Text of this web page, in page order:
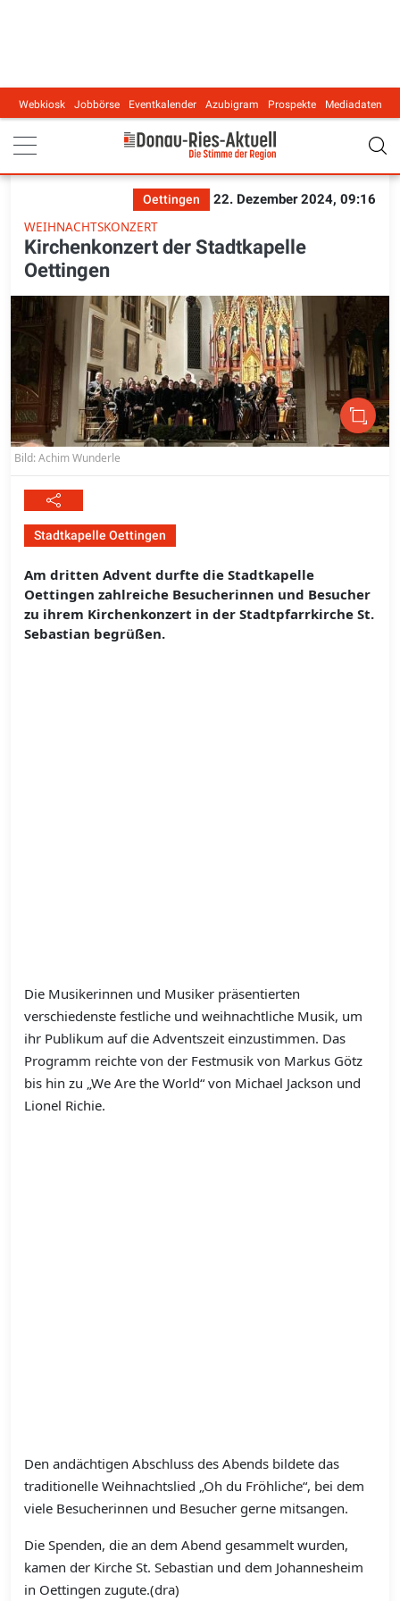
Main navigation
Webkiosk Jobbörse Eventkalender Azubigram Prospekte Mediadaten
Oettingen
22. Dezember 2024, 09:16
WEIHNACHTSKONZERT
Kirchenkonzert der Stadtkapelle
Oettingen
Bild: Achim Wunderle
Stadtkapelle Oettingen
Am dritten Advent durfte die Stadtkapelle
Oettingen zahlreiche Besucherinnen und Besucher
zu ihrem Kirchenkonzert in der Stadtpfarrkirche St.
Sebastian begrüßen.
Die Musikerinnen und Musiker präsentierten
verschiedenste festliche und weihnachtliche Musik, um
ihr Publikum auf die Adventszeit einzustimmen. Das
Programm reichte von der Festmusik von Markus Götz
bis hin zu „We Are the World“ von Michael Jackson und
Lionel Richie.
Den andächtigen Abschluss des Abends bildete das
traditionelle Weihnachtslied „Oh du Fröhliche“, bei dem
viele Besucherinnen und Besucher gerne mitsangen.
Die Spenden, die an dem Abend gesammelt wurden,
kamen der Kirche St. Sebastian und dem Johannesheim
in Oettingen zugute.(dra)